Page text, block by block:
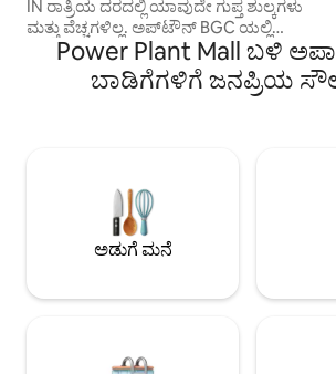
IN ರಾತ್ರಿಯ ದರದಲ್ಲಿ ಯಾವುದೇ ಗುಪ್ತ ಶುಲ್ಕಗಳು
ಮತ್ತು ವೆಚ್ಚಗಳಿಲ್ಲ. ಅಪ್‌ಟೌನ್ BGC ಯಲ್ಲಿ
ಕೇಂದ್ರೀಕೃತವಾಗಿರುವ ಈ ಕ್ಲಾಸಿ ಅಪಾರ್ಟ್‌ಮೆಂಟ್‌ನಲ್ಲಿ
ಆರೈಕೆ-ಮುಕ್ತ ವಾಸ್ತವ್ಯವನ್ನು ಅನುಭವಿಸಿ! ಹೊಸ
ಮಿಟ್ಸುಕೋಶಿ ಮಾಲ್‌ನ ಮುಂದೆ ಮತ್ತು ಅಪ್‌ಟೌಮ್
ವಿಶ್ರಾಂತಿ ಪಡೆಯಲು, ಶಾಪಿಂಗ್ ಮಾಡಲು, ವಿಹರಿಸಲು
ಅಥವಾ ಆಹಾರದ ಟ್ರಿಪ್ ಕೈಗೊಳ್ಳಲು ಬಯಸಿದರೆ,
ನೀವು ಸೂಕ್ತ ಸ್ಥಳವನ್ನು ಕಂಡುಕೊಂಡಿದ್ದೀರಿ.
Power Plant Mall ಬಳಿ
ಬಾಡಿಗೆಗಳಿಗೆ ಜನಪ್ರಿಯ
ಅಡುಗೆ ಮನೆ